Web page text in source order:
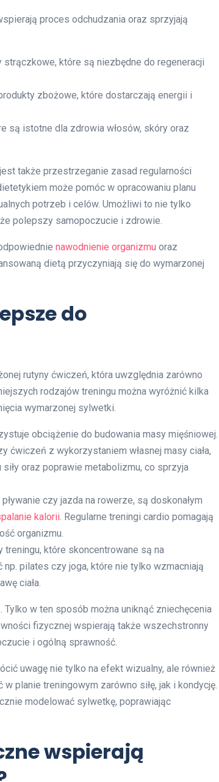
proces odchudzania oraz sprzyjają
strączkowe, które są niezbędne do regeneracji
zbożowe, które dostarczają energii i
są istotne dla zdrowia włosów, skóry oraz
także przestrzeganie zasad regularności
może pomóc w opracowaniu planu
potrzeb i celów. Umożliwi to nie tylko
polepszy samopoczucie i zdrowie.
nawodnienie organizmu oraz
dietą przyczyniają się do wymarzonej
do
rutyny ćwiczeń, która uwzględnia zarówno
rodzajów treningu można wyróżnić kilka
wymarzonej sylwetki.
obciążenie do budowania masy mięśniowej.
ćwiczeń z wykorzystaniem własnej masy ciała,
oraz poprawie metabolizmu, co sprzyja
czy jazda na rowerze, są doskonałym
kalorii. Regularne treningi cardio pomagają
organizmu.
treningu, które skoncentrowane są na
pilates czy joga, które nie tylko wzmacniają
ciała.
. Tylko w ten sposób można uniknąć zniechęcenia
fizycznej wspierają także wszechstronny
i ogólną sprawność.
uwagę nie tylko na efekt wizualny, ale również
planie treningowym zarówno siłę, jak i kondycję.
modelować sylwetkę, poprawiając
wspierają